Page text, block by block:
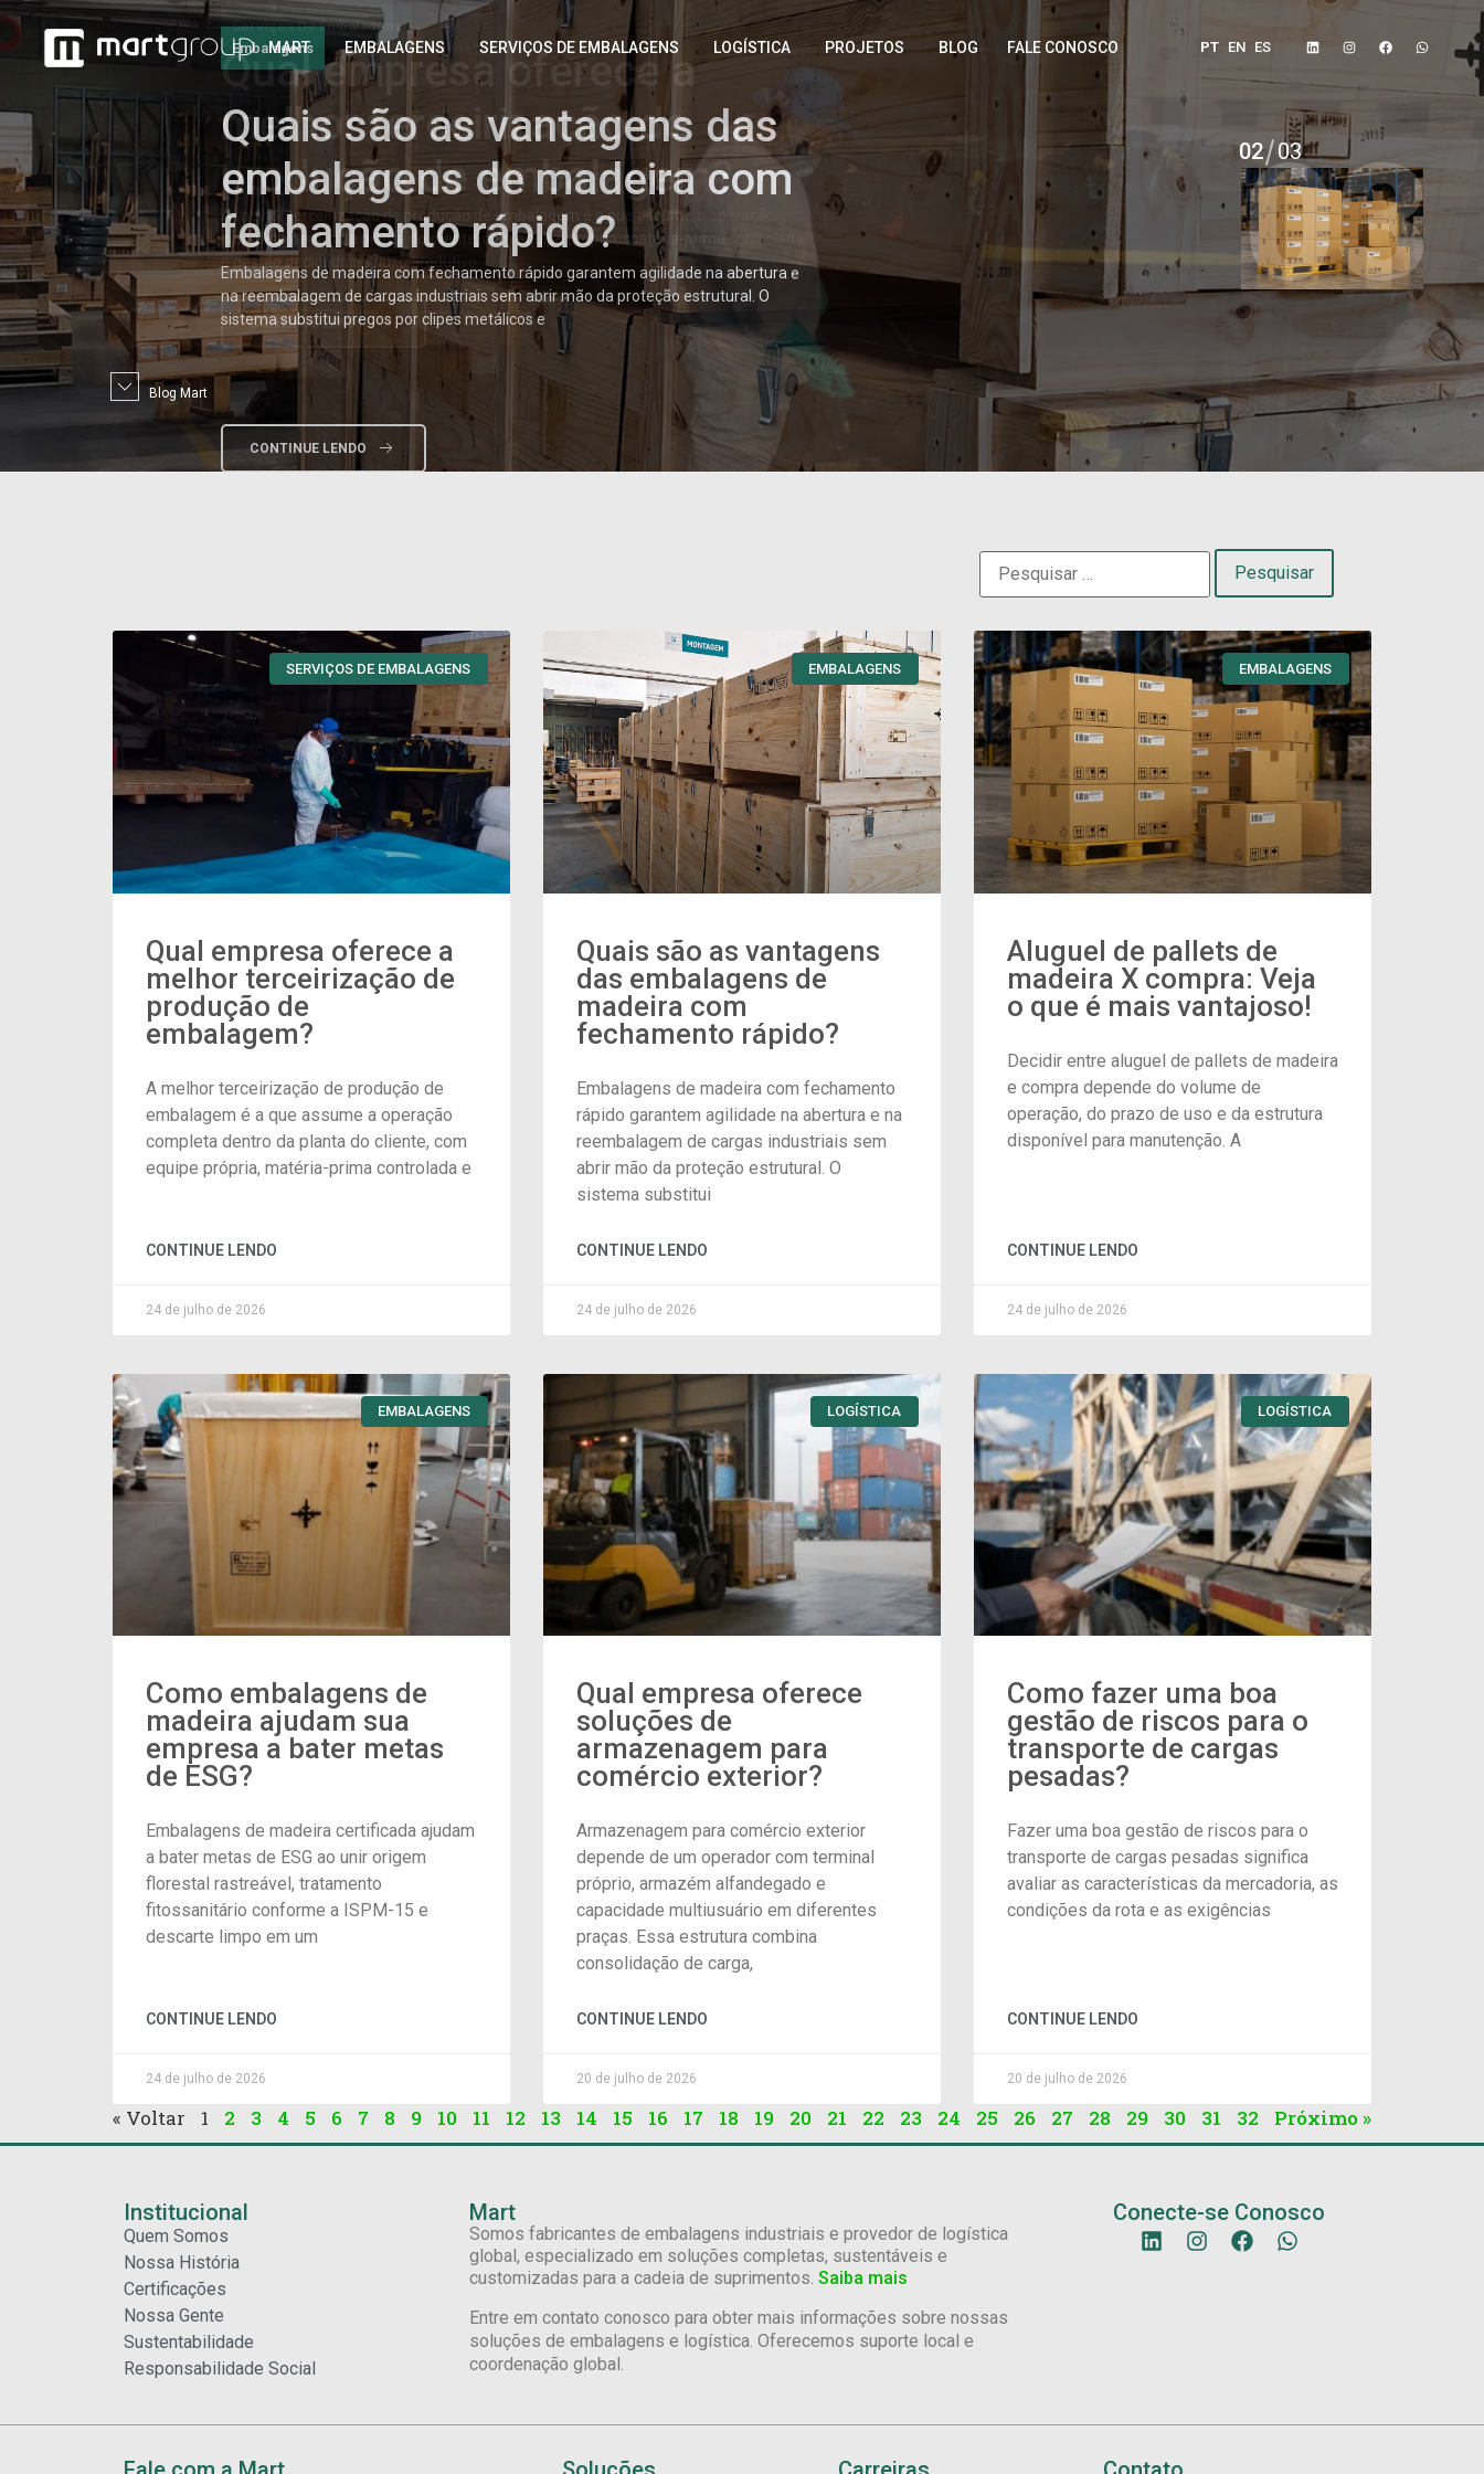
MART EMBALAGENS SERVIÇOS DE EMBALAGENS LOGÍSTICA PROJETOS BLOG FALE CONOSCO PT EN ES
Embalagens
Quaissão as vantagens das
embalagens de madeira com
fechamento rápido?
Embalagens de madeira com fechamento rápido garantem agilidade na abertura e
na reembalagem de cargas industriais sem abrir mão da proteção estrutural. O
sistema substitui pregos por clipes metálicos e
CONTINUE LENDO
02 03
Blog Mart
SERVIÇOS DE EMBALAGENS
Qual empresa oferece a
melhor terceirização de
produção de
embalagem?
A melhor terceirização de produção de
embalagem é a que assume a operação
completa dentro da planta do cliente, com
equipe própria, matéria-prima controlada e
CONTINUE LENDO
24 de julho de 2026
EMBALAGENS
Quais são as vantagens
das embalagens de
madeira com
fechamento rápido?
Embalagens de madeira com fechamento
rápido garantem agilidade na abertura e na
reembalagem de cargas industriais sem
abrir mão da proteção estrutural. O
sistema substitui
CONTINUE LENDO
24 de julho de 2026
EMBALAGENS
Aluguel de pallets de
madeira X compra: Veja
o que é mais vantajoso!
Decidir entre aluguel de pallets de madeira
e compra depende do volume de
operação, do prazo de uso e da estrutura
disponível para manutenção. A
CONTINUE LENDO
24 de julho de 2026
EMBALAGENS
Como embalagens de
madeira ajudam sua
empresa a bater metas
de ESG?
Embalagens de madeira certificada ajudam
a bater metas de ESG ao unir origem
florestal rastreável, tratamento
fitossanitário conforme a ISPM-15 e
descarte limpo em um
CONTINUE LENDO
24 de julho de 2026
LOGÍSTICA
Qual empresa oferece
soluções de
armazenagem para
comércio exterior?
Armazenagem para comércio exterior
depende de um operador com terminal
próprio, armazém alfandegado e
capacidade multiusuário em diferentes
praças. Essa estrutura combina
consolidação de carga,
CONTINUE LENDO
20 de julho de 2026
LOGÍSTICA
Como fazer uma boa
gestão de riscos para o
transporte de cargas
pesadas?
Fazer uma boa gestão de riscos para o
transporte de cargas pesadas significa
avaliar as características da mercadoria, as
condições da rota e as exigências
CONTINUE LENDO
20 de julho de 2026
« Voltar 1 2 3 4 5 6 7 8 9 10 11 12 13 14 15 16 17 18 19 20 21 22 23 24 25 26 27 28 29 30 31 32 Próximo »
Institucional
Quem Somos
Nossa História
Certificações
Nossa Gente
Sustentabilidade
Responsabilidade Social
Mart
Somos fabricantes de embalagens industriais e provedor de logística
global, especializado em soluções completas, sustentáveis e
customizadas para a cadeia de suprimentos.Saiba mais
Entre em contato conosco para obter mais informações sobre nossas
soluções de embalagens e logística. Oferecemos suporte local e
coordenação global.
Conecte-se Conosco